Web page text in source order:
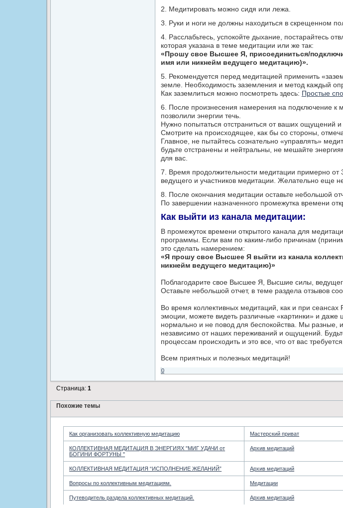
2. Медитировать можно сидя или лежа.
3. Руки и ноги не должны находиться в скрещенном
4. Расслабьтесь, успокойте дыхание, постарайтесь
которая указана в теме медитации или же так:
«Прошу свое Высшее Я, присоединиться/
имя или никнейм ведущего медитацию)».
5. Рекомендуется перед медитацией применить
земле. Необходимость заземления и метод каждый
Как заземлиться можно посмотреть здесь: Простые
6. После произнесения намерения на подключение к
позволили энергии течь.
Нужно попытаться отстраниться от ваших ощущений
Смотрите на происходящее, как бы со стороны,
Главное, не пытайтесь сознательно «управлять»
будьте отстранены и нейтральны, не мешайте
для вас.
7. Время продолжительности медитации примерно
ведущего и участников медитации. Желательно еще
8. После окончания медитации оставьте небольшой
По завершении назначенного промежутка времени
Как выйти из канала медитации:
В промежуток времени открытого канала для
программы. Если вам по каким-либо причинам
это сделать намерением:
«Я прошу свое Высшее Я выйти из канала
никнейм ведущего медитацию)»
Поблагодарите свое Высшее Я, Высшие силы,
Оставьте небольшой отчет, в теме раздела отзывов
Во время коллективных медитаций, как и при
эмоции, можете видеть различные «картинки» и
нормально и не повод для беспокойства. Мы разные,
независимо от наших переживаний и ощущений.
процессам происходить и это все, что от вас требуется.
Всем приятных и полезных медитаций!
0
Страница: 1
Похожие темы
Как организовать коллективную медитацию ­Мастерский приват
КОЛЛЕКТИВНАЯ МЕДИТАЦИЯ В ЭНЕРГИЯХ "МИГ УДАЧИ от
БОГИНИ ФОРТУНЫ "
­Архив медитаций
КОЛЛЕКТИВНАЯ МЕДИТАЦИЯ “ИСПОЛНЕНИЕ ЖЕЛАНИЙ” ­Архив медитаций
Вопросы по коллективным медитациям. Медитации
Путеводитель раздела коллективных медитаций. ­Архив медитаций